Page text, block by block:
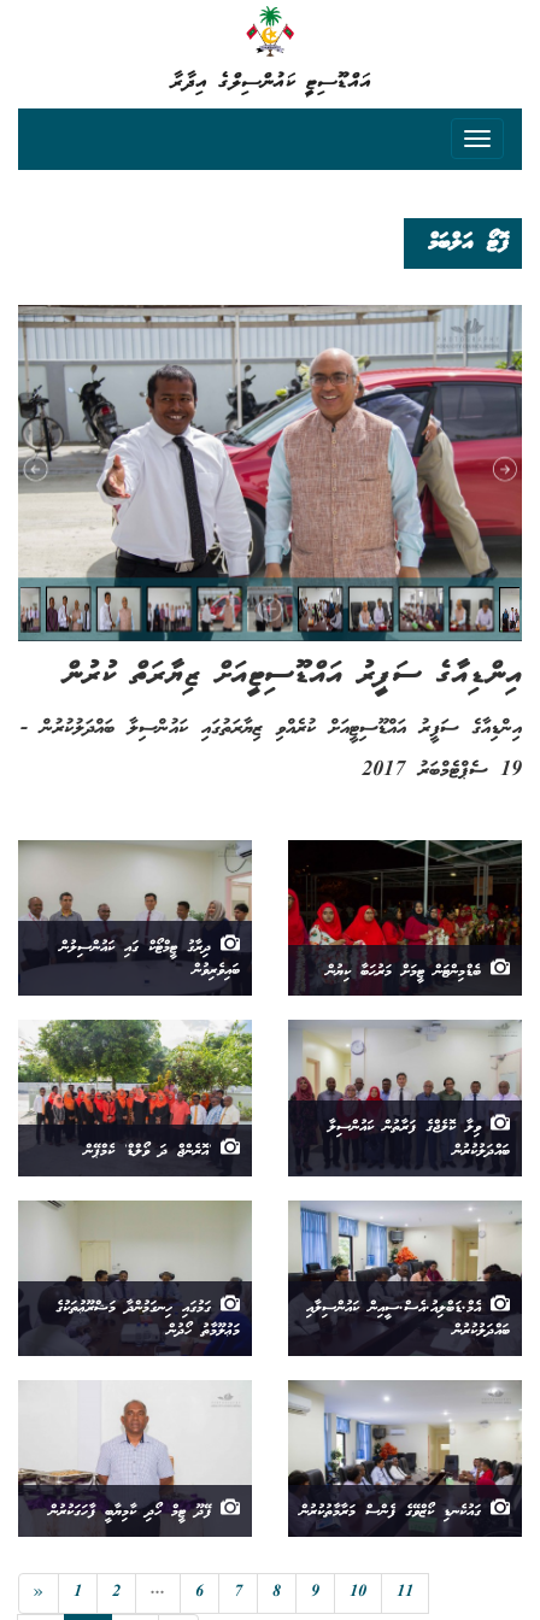
އައްޑޫސިޓީ ކައުންސިލްގެ އިދާރާ
ފޮޓޯ އަލްބަމް
އިންޑިއާގެ ސަފީރު އައްޑޫސިޓީއަށް ޒިޔާރަތް ކުރުން
އިންޑިއާގެ ސަފީރު އައްޑޫސިޓީއަށް ކުރެއްވި ޒިޔާރަތުގައި ކައުންސިލާ ބައްދަލުކުރުން -
19 ސެޕްޓެމްބަރު 2017
ބެޑްމިންޓަން ޓީމަށް މަރުޙަބާ ކިޔުން
ދިރާގު ޓީމްޓޯކް ގައި ކައުންސިލުން
ބައިވެރިވުން
ވިލާ ކޮލެޖްގެ ފަރާތުން ކައުންސިލާ
ބައްދަލުކުރުން
'އޮރެންޖް ދަ ވޯލްޑް' ކެމްޕޭން
އެމް.ޑަބްލިއު.އެސް.ސީއިން ކައުންސިލާއި
ބައްދަލުކުރުން
ގަމުގައި ހިނގަމުންދާ މަޝްރޫޢުތަކުގެ
މަޢުލޫމާތު ހޯދުން
ގައުކެނޑި ކޯޒްވޭގެ ފެންސް މަރާމާތުކުރުން ފޭދޫ ޓީމް ހޯދި ކާމިޔާބީ ފާހަގަކުރުން
« 1 2 ... 6 7 8 9 10 11